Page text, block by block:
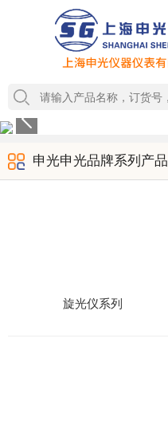
申光申光品牌系列产品
旋光仪系列